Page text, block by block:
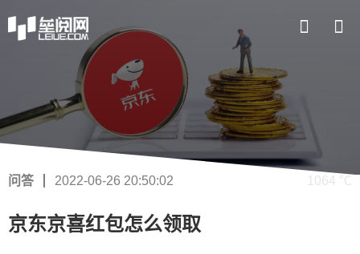
问答 2022-06-26 20:50:02 1064 ℃
京东京喜红包怎么领取